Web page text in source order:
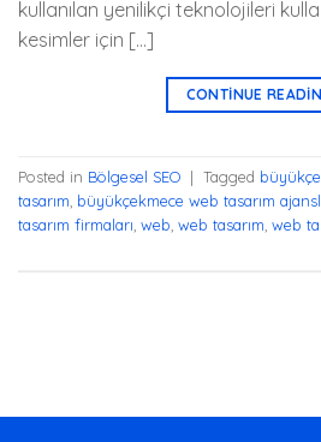
kullanılan yenilikçi teknolojileri
kesimler için […]
CONTINUE
Posted in Bölgesel SEO | Tagged
tasarım büyükçekmece web tasarım
tasarım firmaları web web tasarım web